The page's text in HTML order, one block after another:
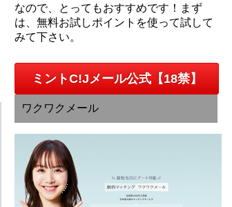
なので、とってもおすすめです！まず
は、無料お試しポイントを使って試して
みて下さい。
ミントC!Jメール公式【18禁】
ワクワクメール